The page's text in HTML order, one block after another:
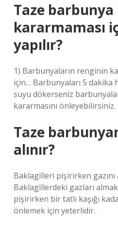
Taze
kararmaması
yapılır?
1) Barbunyaların renginin
için… Barbunyaları 5 dakika
suyu dökerseniz
kararmasını önleyebilirsiniz.
Taze
alınır?
Baklagilleri pişirirken
Baklagillerdeki gazları
pişirirken bir tatlı kaşığı
önlemek için yeterlidir.